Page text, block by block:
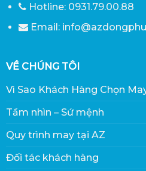
Hotline: 0931.79.00.88
Email:
VỀ CHÚNG TÔI
Vì Sao Khách Hàng Chọn
Tầm nhìn – Sứ mệnh
Quy trình may tại AZ
Đối tác khách hàng